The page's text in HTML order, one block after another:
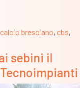
calcio bresciano, cbs,
sebini il